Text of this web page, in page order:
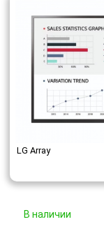
LG Array
В наличии